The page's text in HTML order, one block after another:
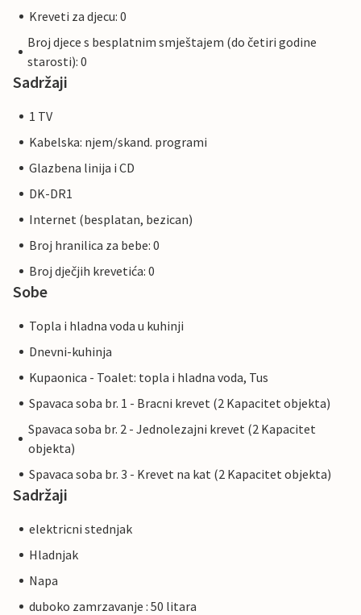
Kreveti za djecu: 0
Broj djece s besplatnim smještajem (do četiri godine
starosti): 0
Sadržaji
1 TV
Kabelska: njem/skand. programi
Glazbena linija i CD
DK-DR1
Internet (besplatan, bezican)
Broj hranilica za bebe: 0
Broj dječjih krevetića: 0
Sobe
Topla i hladna voda u kuhinji
Dnevni-kuhinja
Kupaonica - Toalet: topla i hladna voda, Tus
Spavaca soba br. 1 - Bracni krevet (2 Kapacitet objekta)
Spavaca soba br. 2 - Jednolezajni krevet (2 Kapacitet
objekta)
Spavaca soba br. 3 - Krevet na kat (2 Kapacitet objekta)
Sadržaji
elektricni stednjak
Hladnjak
Napa
duboko zamrzavanje : 50 litara